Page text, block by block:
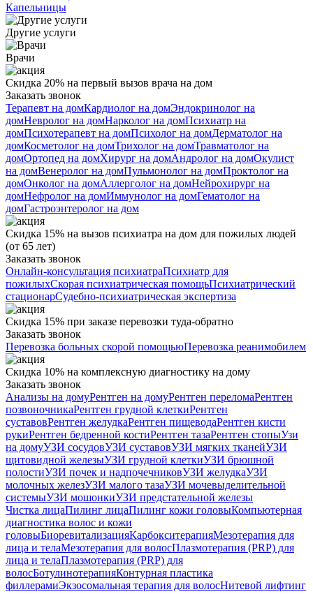
Капельницы
Другие услуги
Врачи
Скидка 20% на первый вызов врача на дом
Заказать звонок
Терапевт на домКардиолог на домЭндокринолог на
домНевролог на домНарколог на домПсихиатр на
домПсихотерапевт на домПсихолог на домДерматолог на
домКосметолог на домТрихолог на домТравматолог на
домОртопед на домХирург на домАндролог на домОкулист
на домВенеролог на домПульмонолог на домПроктолог на
домОнколог на домАллерголог на домНейрохирург на
домНефролог на домИммунолог на домГематолог на
домГастроэнтеролог на дом
Скидка 15% на вызов психиатра на дом для пожилых людей
(от 65 лет)
Заказать звонок
Онлайн-консультация психиатраПсихиатр для
пожилыхСкорая психиатрическая помощьПсихиатрический
стационарСудебно-психиатрическая экспертиза
Скидка 15% при заказе перевозки туда-обратно
Заказать звонок
Перевозка больных скорой помощьюПеревозка реанимобилем
Скидка 10% на комплексную диагностику на дому
Заказать звонок
Анализы на домуРентген на домуРентген переломаРентген
позвоночникаРентген грудной клеткиРентген
суставовРентген желудкаРентген пищеводаРентген кисти
рукиРентген бедренной костиРентген тазаРентген стопыУзи
на домуУЗИ сосудовУЗИ суставовУЗИ мягких тканейУЗИ
щитовидной железыУЗИ грудной клеткиУЗИ брюшной
полостиУЗИ почек и надпочечниковУЗИ желудкаУЗИ
молочных железУЗИ малого тазаУЗИ мочевыделительной
системыУЗИ мошонкиУЗИ предстательной железы
Чистка лицаПилинг лицаПилинг кожи головыКомпьютерная
диагностика волос и кожи
головыБиоревитализацияКарбокситерапияМезотерапия для
лица и телаМезотерапия для волосПлазмотерапия (PRP) для
лица и телаПлазмотерапия (PRP) для
волосБотулинотерапияКонтурная пластика
филлерамиЭкзосомальная терапия для волосНитевой лифтинг